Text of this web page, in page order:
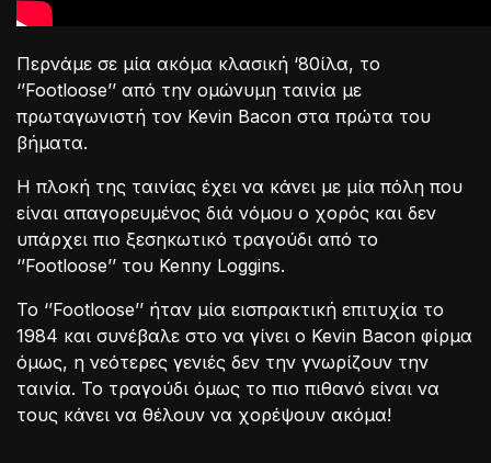
Περνάμε σε μία ακόμα κλασική ‘80ίλα, το
‘’Footloose’’ από την ομώνυμη ταινία με
πρωταγωνιστή τον Kevin Bacon στα πρώτα του
βήματα.
Η πλοκή της ταινίας έχει να κάνει με μία πόλη που
είναι απαγορευμένος διά νόμου ο χορός και δεν
υπάρχει πιο ξεσηκωτικό τραγούδι από το
‘’Footloose’’ του Kenny Loggins.
Το ‘’Footloose’’ ήταν μία εισπρακτική επιτυχία το
1984 και συνέβαλε στο να γίνει ο Kevin Bacon φίρμα
όμως, η νεότερες γενιές δεν την γνωρίζουν την
ταινία. Το τραγούδι όμως το πιο πιθανό είναι να
τους κάνει να θέλουν να χορέψουν ακόμα!